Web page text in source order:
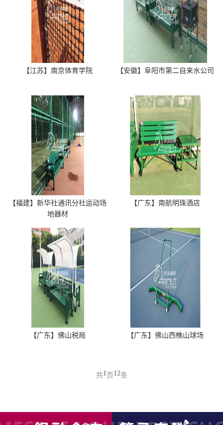
【江苏】南京体育学院 【安徽】阜阳市第二自来水公司
【福建】新华社通讯分社运动场
地器材
【广东】南航明珠酒店
【广东】佛山税局 【广东】佛山西樵山球场
共1 页 12条